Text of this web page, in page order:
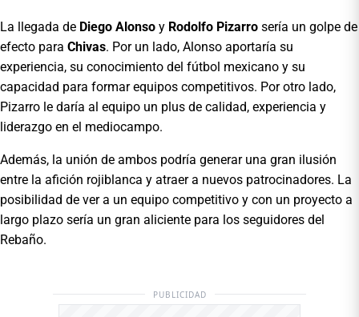
La llegada de Diego Alonso y Rodolfo Pizarro sería un golpe de
efecto para Chivas. Por un lado, Alonso aportaría su
experiencia, su conocimiento del fútbol mexicano y su
capacidad para formar equipos competitivos. Por otro lado,
Pizarro le daría al equipo un plus de calidad, experiencia y
liderazgo en el mediocampo.
Además, la unión de ambos podría generar una gran ilusión
entre la afición rojiblanca y atraer a nuevos patrocinadores. La
posibilidad de ver a un equipo competitivo y con un proyecto a
largo plazo sería un gran aliciente para los seguidores del
Rebaño.
PUBLICIDAD